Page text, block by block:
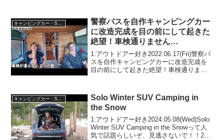
2026.0...
警察バスを自作キャンピングカー
に改造完成を目の前にして起きた
絶望！車検通りません…
1:アウトドアー好き2022.06.17(Fri)警察バ
スを自作キャンピングカーに改造完成を
目の前にして起きた絶望！車検通りませ
2022.06.17(Fri)この動画は注目...
キャンピングカー・SUV人気車種
Solo Winter SUV Camping in
the Snow
1:アウトドアー好き2024.05.08(Wed)Solo
Winter SUV Camping in the Snowって人
気で話題らしいぞ、見逃さないで！！2: